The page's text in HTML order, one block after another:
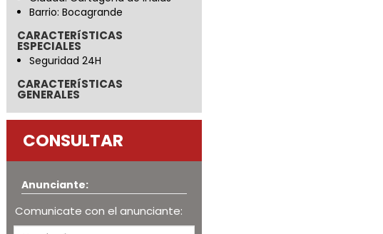
Barrio: Bocagrande
CARACTERíSTICAS
ESPECIALES
Seguridad 24H
CARACTERíSTICAS
GENERALES
CONSULTAR
Anunciante:
Comunicate con el anunciante: